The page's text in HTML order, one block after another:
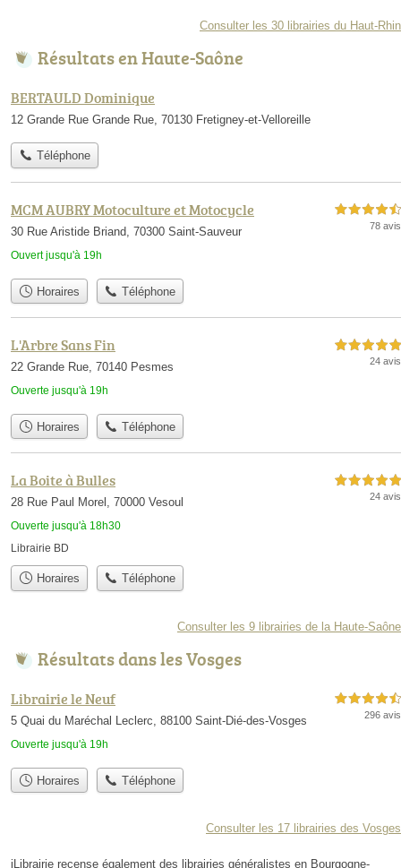
Consulter les 30 librairies du Haut-Rhin
Résultats en Haute-Saône
BERTAULD Dominique
12 Grande Rue Grande Rue, 70130 Fretigney-et-Velloreille
Téléphone
MCM AUBRY Motoculture et Motocycle
30 Rue Aristide Briand, 70300 Saint-Sauveur
Ouvert jusqu'à 19h
4,5 étoiles sur 5
78 avis
Horaires Téléphone
L'Arbre Sans Fin
22 Grande Rue, 70140 Pesmes
Ouverte jusqu'à 19h
5,0 étoiles sur 5
24 avis
Horaires Téléphone
La Boite à Bulles
28 Rue Paul Morel, 70000 Vesoul
Ouverte jusqu'à 18h30
5,0 étoiles sur 5
24 avis
Librairie BD
Horaires Téléphone
Consulter les 9 librairies de la Haute-Saône
Résultats dans les Vosges
Librairie le Neuf
5 Quai du Maréchal Leclerc, 88100 Saint-Dié-des-Vosges
Ouverte jusqu'à 19h
4,5 étoiles sur 5
296 avis
Horaires Téléphone
Consulter les 17 librairies des Vosges
iLibrairie recense également des librairies généralistes en Bourgogne-